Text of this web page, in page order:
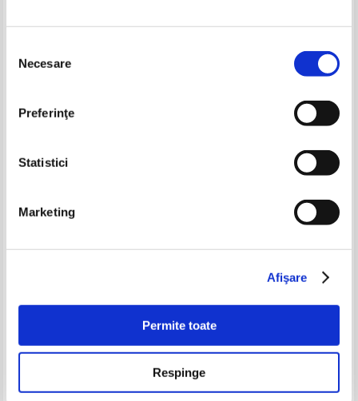
consimțământului
Necesare
Preferinţe
Statistici
Marketing
Afişare
Permite toate
Respinge
Adaugă în coș
Revista Corsar, nr. 2
Lei